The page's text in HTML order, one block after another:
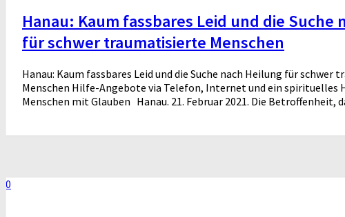
Hanau: Kaum fassbares Leid und die Suche
für schwer traumatisierte Menschen
Hanau: Kaum fassbares Leid und die Suche nach Heilung für schwer
Menschen Hilfe-Angebote via Telefon, Internet und ein spirituelles
Menschen mit Glauben Hanau. 21. Februar 2021. Die Betroffenheit,
0